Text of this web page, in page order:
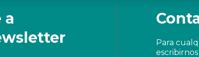
a
Para
escribirnos